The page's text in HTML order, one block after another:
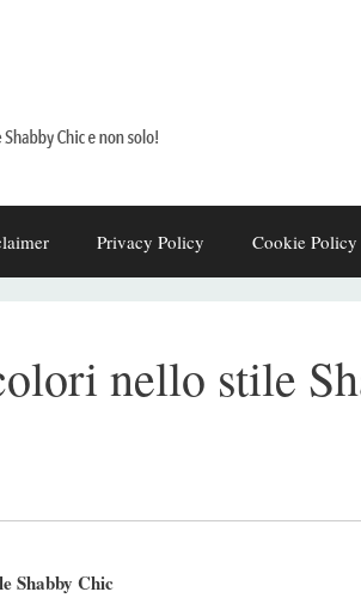
Privacy Policy Cookie Policy
nello stile
Shabby Chic